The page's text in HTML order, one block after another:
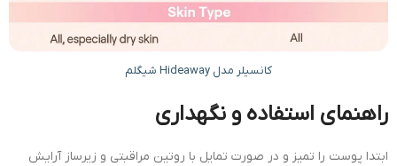
کانسیلر مدل Hideaway شیگلم
راهنمای استفاده و نگهداری
ابتدا پوست را تمیز و در صورت تمایل با روتین مراقبتی و زیرساز آرایش